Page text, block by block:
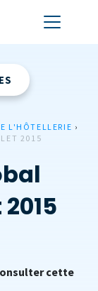
L'HÔTELLERIE ›
2015
cette